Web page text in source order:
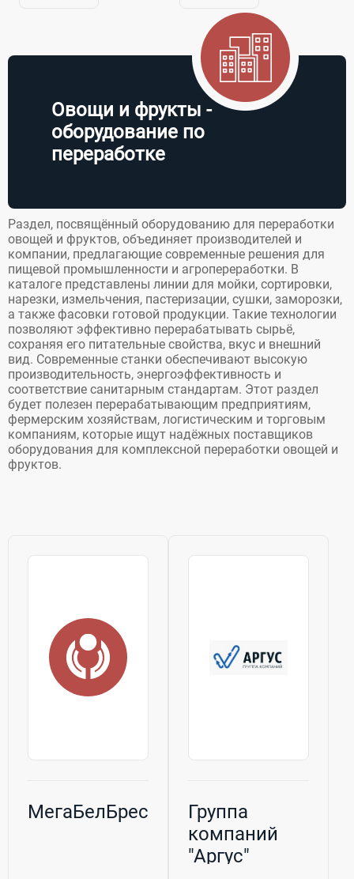
картофеля,
корнеплодов. Перечень
производимого...
Овощи и фрукты -
оборудование по
переработке
Раздел, посвящённый оборудованию для переработки
овощей и фруктов, объединяет производителей и
компании, предлагающие современные решения для
пищевой промышленности и агропереработки. В
каталоге представлены линии для мойки, сортировки,
нарезки, измельчения, пастеризации, сушки, заморозки,
а также фасовки готовой продукции. Такие технологии
позволяют эффективно перерабатывать сырьё,
сохраняя его питательные свойства, вкус и внешний
вид. Современные станки обеспечивают высокую
производительность, энергоэффективность и
соответствие санитарным стандартам. Этот раздел
будет полезен перерабатывающим предприятиям,
фермерским хозяйствам, логистическим и торговым
компаниям, которые ищут надёжных поставщиков
оборудования для комплексной переработки овощей и
фруктов.
МегаБелБрест
Группа
компаний
"Аргус"